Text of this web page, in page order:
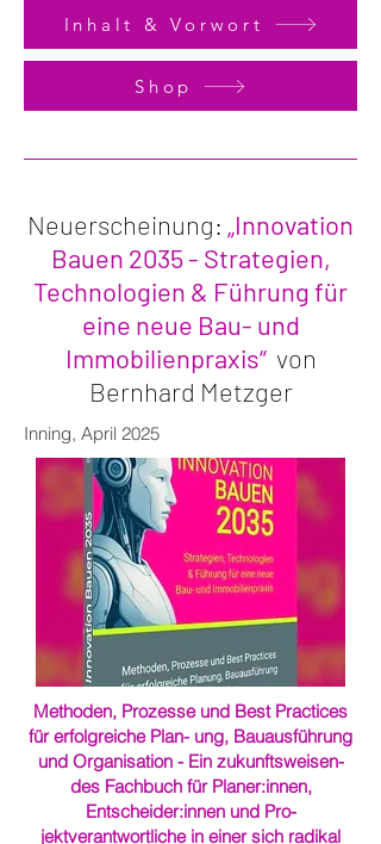
Inhalt & Vorwort
Shop
Neuerscheinung: „Innovation
Bauen 2035 - Strategien,
Technologien & Führung für
eine neue Bau- und
Immobilienpraxis“ von
Bernhard Metzger
Inning, April 2025
Methoden, Prozesse und Best Practices
für erfolgreiche Plan- ung, Bauausführung
und Organisation - Ein zukunftsweisen-
des Fachbuch für Planer:innen,
Entscheider:innen und Pro-
jektverantwortliche in einer sich radikal